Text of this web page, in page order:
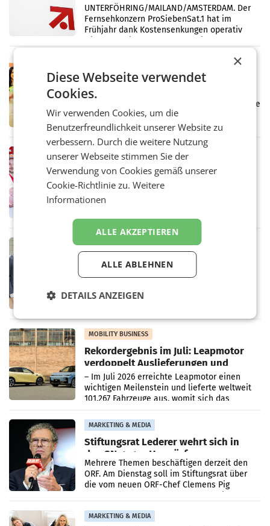
UNTERFÖHRING/MAILAND/AMSTERDAM. Der
Fernsehkonzern ProSiebenSat.1 hat im
Frühjahr dank Kostensenkungen operativ
Eine Bühne für Zirkularität: ARA und
Müller informieren am POS über
Kreislauffähigkeit
Über den gesamten August hinweg rücken die
Altstoff Recycling Austria AG (ARA) und der
Handelskonzern Müller die Initiative
„Kreislauf-Helden“ in allen österreichischen
Müller-Filialen
RETAIL
Penny modernisiert zwei Filialen in
Ober- und Niederösterreich
WIENER NEUDORF. – Im Rahmen einer
laufenden Modernisierungsoffensive
Oberösterreich. Die beiden Standorte liegen
in Haag sowie im rund
Alles bereit für den Wechsel: Jürgen
Albrecht setzt ab 1.1.2027 auf Adeg
WIENER NEUDORF. – Die geplante
Zusammenarbeit zwischen Adeg und dem
Vorarlberger Kaufmann Jürgen Albrecht ist
Bundeswettbewerbsbehörde und der
Bundeskartellanwalt
MOBILITY BUSINESS
Rekordergebnis im Juli: Leapmotor
verdoppelt Auslieferungen und
überschreitet die 100.000er-Marke
– Im Juli 2026 erreichte Leapmotor einen
wichtigen Meilenstein und lieferte weltweit
101.267 Fahrzeuge aus, womit sich das
Ergebnis gegenüber Juli 2025 mehr als
verdoppelte (+102
MARKETING & MEDIA
Stiftungsrat Lederer wehrt sich in
den SN gegen Vorwürfe
Mehrere Themen beschäftigen derzeit den
ORF. Am Dienstag soll im Stiftungsrat über
die vom neuen ORF-Chef Clemens Pig
MARKETING & MEDIA
×
Diese Webseite verwendet
Cookies.
Wir verwenden Cookies, um die
Benutzerfreundlichkeit unserer Website zu
verbessern. Durch die weitere Nutzung
unserer Webseite stimmen Sie der
Verwendung von Cookies gemäß unserer
Cookie-Richtlinie zu.Weitere
Informationen
ALLE AKZEPTIEREN
ALLE ABLEHNEN
DETAILS ANZEIGEN